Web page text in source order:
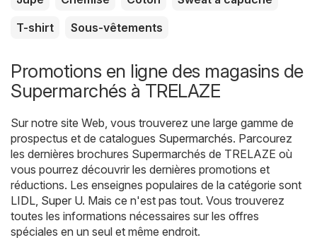
T-shirt
Sous-vêtements
Promotions en ligne des magasins de
Supermarchés à TRELAZE
Sur notre site Web, vous trouverez une large gamme de
prospectus et de catalogues Supermarchés. Parcourez
les dernières brochures Supermarchés de TRELAZE où
vous pourrez découvrir les dernières promotions et
réductions. Les enseignes populaires de la catégorie sont
LIDL, Super U. Mais ce n'est pas tout. Vous trouverez
toutes les informations nécessaires sur les offres
spéciales en un seul et même endroit.